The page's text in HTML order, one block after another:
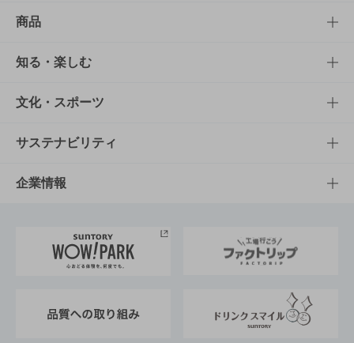
商品
商品TOP
商品一覧
商品発売情報
栄養成分一覧
知る・楽しむ
知る・楽しむTOP
キャンペーン
工場見学
地域情報
文化・スポーツ
文化・スポーツTOP
サントリーホール
サントリーサンバーズ大阪
サステナビリティ
サステナビリティTOP
サントリーが考えるサステナビリティ経営
企業情報
企業概要